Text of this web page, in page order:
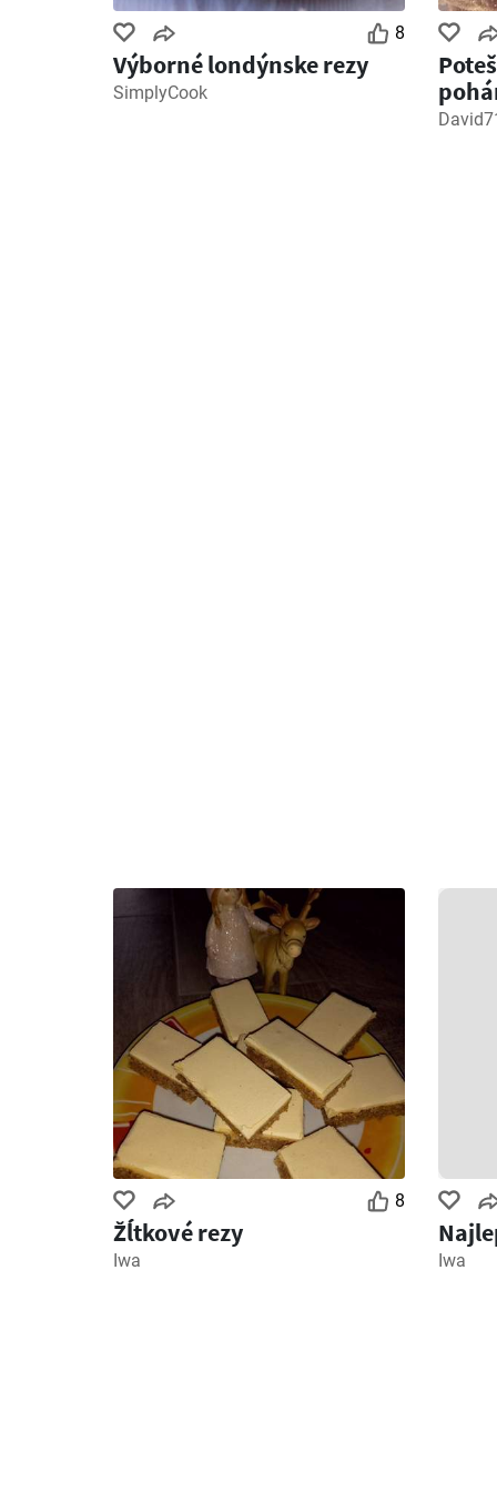
8
Výborné londýnske rezy
SimplyCook
8
Žĺtkové rezy
Iwa Iwa